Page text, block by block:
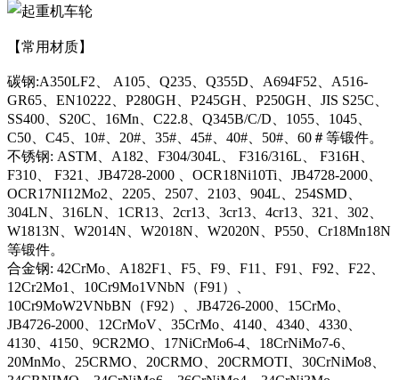
【常用材质】
碳钢:A350LF2、 A105、Q235、Q355D、A694F52、A516-
GR65、EN10222、P280GH、P245GH、P250GH、JIS S25C、
SS400、S20C、16Mn、C22.8、Q345B/C/D、1055、1045、
C50、C45、10#、20#、35#、45#、40#、50#、60＃等锻件。
不锈钢: ASTM、A182、F304/304L、 F316/316L、 F316H、
F310、 F321、JB4728-2000 、OCR18Ni10Ti、JB4728-2000、
OCR17NI12Mo2、2205、2507、2103、904L、254SMD、
304LN、316LN、1CR13、2cr13、3cr13、4cr13、321、302、
W1813N、W2014N、W2018N、W2020N、P550、Cr18Mn18N
等锻件。
合金钢: 42CrMo、A182F1、F5、F9、F11、F91、F92、F22、
12Cr2Mo1、10Cr9Mo1VNbN（F91）、
10Cr9MoW2VNbBN（F92）、JB4726-2000、15CrMo、
JB4726-2000、12CrMoV、35CrMo、4140、4340、4330、
4130、4150、9CR2MO、17NiCrMo6-4、18CrNiMo7-6、
20MnMo、25CRMO、20CRMO、20CRMOTI、30CrNiMo8、